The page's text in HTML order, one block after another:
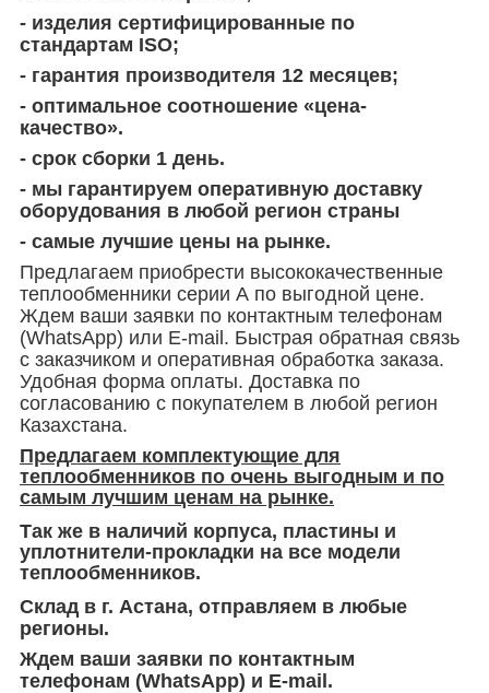
- изделия сертифицированные по
стандартам ISO;
- гарантия производителя 12 месяцев;
- оптимальное соотношение «цена-
качество».
- срок сборки 1 день.
- мы гарантируем оперативную доставку
оборудования в любой регион страны
- самые лучшие цены на рынке.
Предлагаем приобрести высококачественные
теплообменники серии А по выгодной цене.
Ждем ваши заявки по контактным телефонам
(WhatsApp) или Е-mail. Быстрая обратная связь
с заказчиком и оперативная обработка заказа.
Удобная форма оплаты. Доставка по
согласованию с покупателем в любой регион
Казахстана.
Предлагаем комплектующие для
теплообменников по очень выгодным и по
самым лучшим ценам на рынке.
Так же в наличий корпуса, пластины и
уплотнители-прокладки на все модели
теплообменников.
Склад в г. Астана, отправляем в любые
регионы.
Ждем ваши заявки по контактным
телефонам (WhatsApp) и Е-mail.